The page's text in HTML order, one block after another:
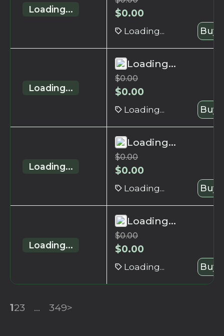
Loading... $0.00
Loading... Buy
Loading...
Loading...
$0.00
$0.00
Loading... Buy
Loading...
Loading...
$0.00
$0.00
Loading... Buy
Loading...
Loading...
$0.00
$0.00
Loading... Buy
123 ... 349>